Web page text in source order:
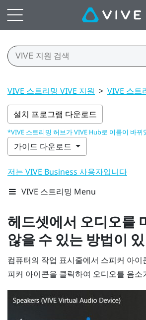
VIVE 스트리밍 VIVE 지원 > VIVE 스트
설치 프로그램 다운로드
*VIVE 스트리밍 허브가 VIVE Hub로 이름이 바뀌
가이드 다운로드
저는 VIVE Business 사용자입니다
VIVE 스트리밍 Menu
헤드셋에서 오디오를
않을 수 있는 방법이
컴퓨터의 작업 표시줄에서 스피커 아이
피커 아이콘을 클릭하여 오디오를 음소